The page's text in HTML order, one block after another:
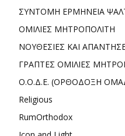
ΣΥΝΤΟΜΗ ΕΡΜΗΝΕΙΑ
ΟΜΙΛΙΕΣ ΜΗΤΡΟΠΟΛΙΤΗ
ΝΟΥΘΕΣΙΕΣ ΚΑΙ
ΓΡΑΠΤΕΣ ΟΜΙΛΙΕΣ
Ο.Ο.Δ.Ε. (ΟΡΘΟΔΟΞΗ
Religious
RumOrthodox